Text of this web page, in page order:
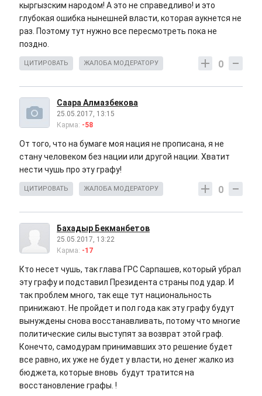
кыргызским народом! А это не справедливо! и это
глубокая ошибка нынешней власти, которая аукнется не
раз. Поэтому тут нужно все пересмотреть пока не
поздно.
0
ЦИТИРОВАТЬ ЖАЛОБА МОДЕРАТОРУ
Саара Алмазбекова
25.05.2017, 13:15
Карма: -58
От того, что на бумаге моя нация не прописана, я не
стану человеком без нации или другой нации. Хватит
нести чушь про эту графу!
0
ЦИТИРОВАТЬ ЖАЛОБА МОДЕРАТОРУ
Бахадыр Бекманбетов
25.05.2017, 13:22
Карма: -17
Кто несет чушь, так глава ГРС Сарпашев, который убрал
эту графу и подставил Президента страны под удар. И
так проблем много, так еще тут национальность
принижают. Не пройдет и пол года как эту графу будут
вынуждены снова восстанавливать, потому что многие
политические силы выступят за возврат этой граф.
Конечто, самодурам принимавших это решение будет
все равно, их уже не будет у власти, но денег жалко из
бюджета, которые вновь будут тратится на
восстановление графы. !